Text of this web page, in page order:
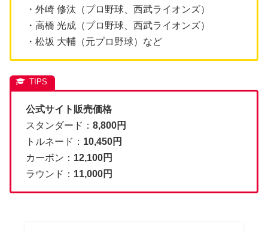
・外崎 修汰（プロ野球、西武ライオンズ）
・高橋 光成（プロ野球、西武ライオンズ）
・松坂 大輔（元プロ野球）など
公式サイト販売価格
スタンダード： 8,800円
トルネード： 10,450円
カーボン： 12,100円
ラウンド： 11,000円